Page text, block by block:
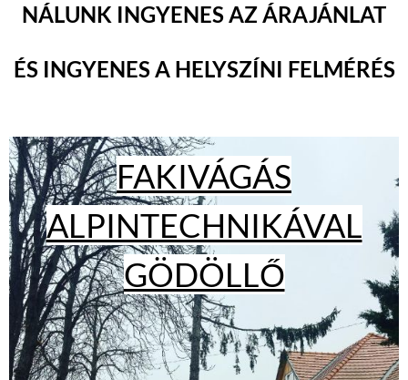
NÁLUNK INGYENES AZ ÁRAJÁNLAT
ÉS INGYENES A HELYSZÍNI FELMÉRÉS
FAKIVÁGÁS
ALPINTECHNIKÁVAL
GÖDÖLLŐ